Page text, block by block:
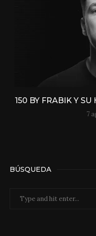
150 BY FRABIK Y
7
BÚSQUEDA